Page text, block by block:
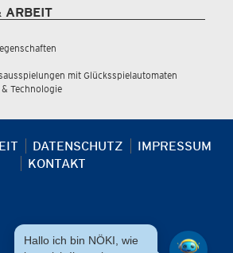
ARBEIT
mit Glücksspielautomaten
Technologie
DATENSCHUTZ
IMPRESSUM
KONTAKT
Hallo ich bin NÖKI, wie